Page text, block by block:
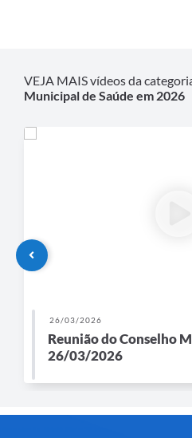
VEJA MAIS vídeos da
Municipal de Saúde em 2026
26/03/2026
Reunião do Conselho
26/03/2026